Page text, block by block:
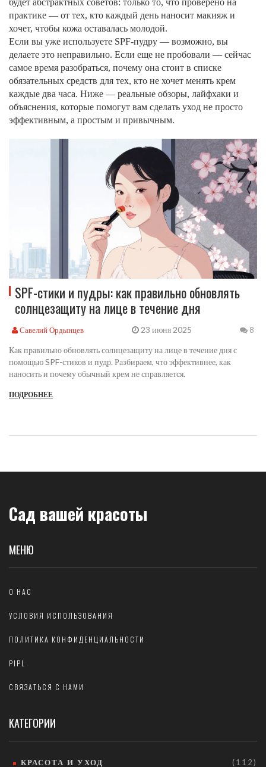
будет абстрактных советов: только то, что проверено на
практике — от тех, кто каждый день наносит макияж и
хочет, чтобы кожа оставалась молодой.
Если вы уже используете SPF-пудру — возможно, вы
делаете это неправильно. Если еще не пробовали — сейчас
самое время разобраться, почему она стоит в списке
обязательных средств для тех, кто не хочет менять крем
каждые два часа. Ниже — реальные обзоры, лайфхаки и
объяснения, которые помогут вам сделать уход не просто
эффективным, а простым и привычным.
SPF-стики и пудры: как правильно обновлять
солнцезащиту на лице в течение дня
Савелий Ордынцев 23 июня 2025 8
Как правильно обновлять солнцезащиту на лице в течение дня с
помощью SPF-стиков и пудр. Разбираем, что эффективнее, как
наносить и почему обычный крем не справляется.
ПОДРОБНЕЕ
Сад вашей красоты
МЕНЮ
О НАС
УСЛОВИЯ ИСПОЛЬЗОВАНИЯ
ПОЛИТИКА КОНФИДЕНЦИАЛЬНОСТИ
PIPL
СВЯЗАТЬСЯ С НАМИ
КАТЕГОРИИ
КРАСОТА И УХОД (112)